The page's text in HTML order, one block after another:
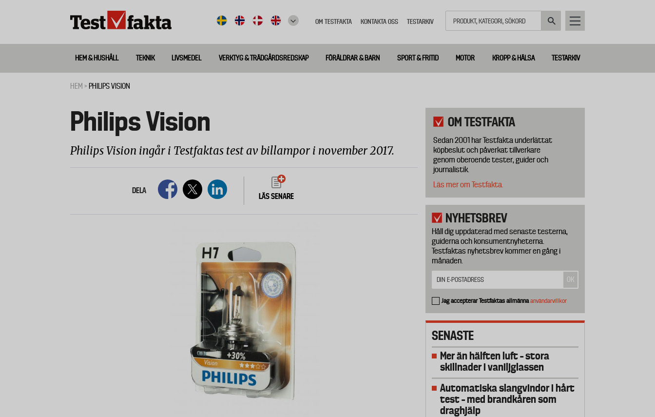
meny
OM TESTFAKTA KONTAKTA OSS TESTARKIV
Huvudmeny
ny
HEM & HUSHÅLL TEKNIK LIVSMEDEL VERKTYG & TRÄDGÅRDSREDSKAP FÖRÄLDRAR & BARN SPORT & FRITID MOTOR KROPP & HÄLSA TESTARKIV
HEM PHILIPS VISION
Philips Vision
Philips Vision ingår i Testfaktas test av billampor i november 2017.
DELA
LÄS SENARE
OM TESTFAKTA
Sedan 2001 har Testfakta underlättat
köpbeslut och påverkat tillverkare
genom oberoende tester, guider och
journalistik.
Läs mer om Testfakta.
NYHETSBREV
Håll dig uppdaterad med senaste testerna,
guiderna och konsumentnyheterna.
Testfaktas nyhetsbrev kommer en gång i
månaden.
Jag accepterar Testfaktas allmännaanvändarvillkor
SENASTE
Mer än hälften luft – stora
skillnader i vaniljglassen
Automatiska slangvindor i hårt
test – med brandkåren som
draghjälp